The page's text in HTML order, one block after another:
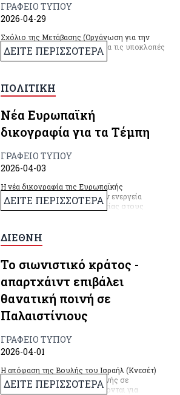
ΓΡΑΦΕΙΟ ΤΥΠΟΥ
2026-04-29
Σχόλιο της Μετάβασης (Οργάνωση για την
Κομμουνιστική Προοπτική) για τις υποκλοπές
ΔΕΙΤΕ ΠΕΡΙΣΣΟΤΕΡΑ
ΠΟΛΙΤΙΚΗ
Νέα Ευρωπαϊκή
δικογραφία για τα Τέμπη
ΓΡΑΦΕΙΟ ΤΥΠΟΥ
2026-04-03
Η νέα δικογραφία της Ευρωπαϊκής
Εισαγγελίας περιλαμβάνει 11 εν ενεργεία
βουλευτές της Νέας Δημοκρατίας στους
ΔΕΙΤΕ ΠΕΡΙΣΣΟΤΕΡΑ
ΔΙΕΘΝΗ
Το σιωνιστικό κράτος -
απαρτχάιντ επιβάλει
θανατική ποινή σε
Παλαιστίνιους
ΓΡΑΦΕΙΟ ΤΥΠΟΥ
2026-04-01
Η απόφαση της Βουλής του Ισραήλ (Κνεσέτ)
για την επιβολή θανατικής ποινής σε
Παλαιστίνιους που καταδικάζονται για
ΔΕΙΤΕ ΠΕΡΙΣΣΟΤΕΡΑ